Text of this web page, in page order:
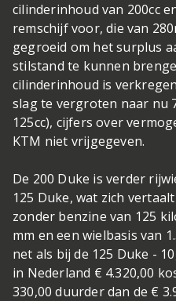
cilinderinhoud van 200cc
remschijf voor, die van
gegroeid om het surplus
stilstand te kunnen
cilinderinhoud is
slag te vergroten naar nu
125cc), cijfers over
KTM niet vrijgegeven.
De 200 Duke is verder
125 Duke, wat zich
zonder benzine van 125
mm en een wielbasis van
net als bij de 125 Duke -
in Nederland € 4.320,00
330,00 duurder dan de €